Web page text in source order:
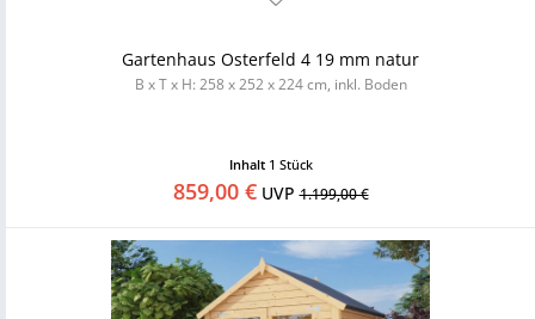
Gartenhaus Osterfeld 4 19 mm natur
B x T x H: 258 x 252 x 224 cm, inkl. Boden
Inhalt 1 Stück
859,00 €UVP1.199,00 €